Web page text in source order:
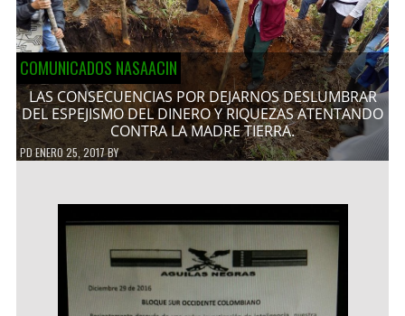
COMUNICADOS NASAACIN
LAS CONSECUENCIAS POR DEJARNOS DESLUMBRAR
DEL ESPEJISMO DEL DINERO Y RIQUEZAS ATENTANDO
CONTRA LA MADRE TIERRA.
PDENERO 25, 2017BY